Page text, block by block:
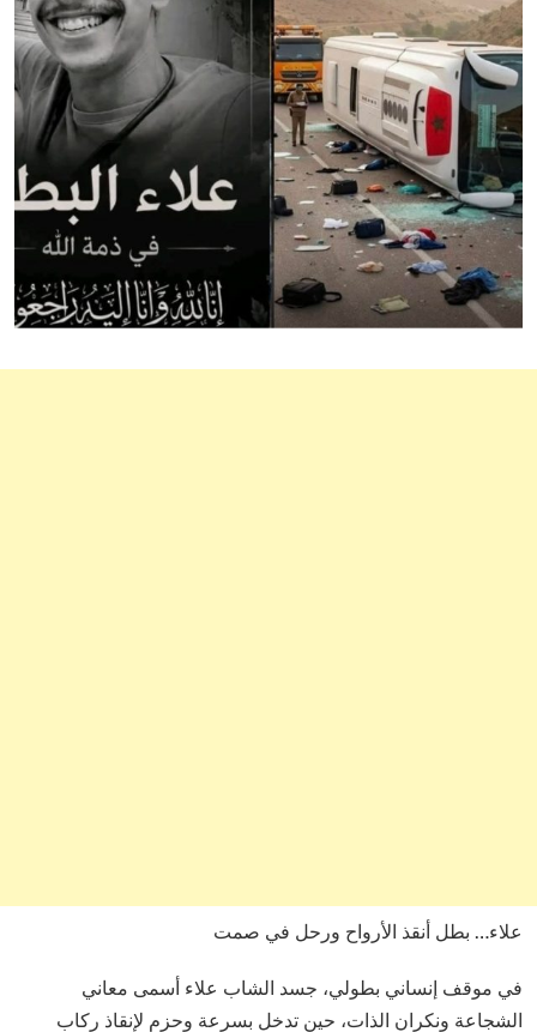
علاء… بطل أنقذ الأرواح ورحل في صمت
في موقف إنساني بطولي، جسد الشاب علاء أسمى معاني
الشجاعة ونكران الذات، حين تدخل بسرعة وحزم لإنقاذ ركاب